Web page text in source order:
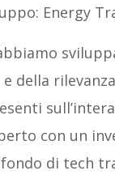
Energy
della
con un
di tech